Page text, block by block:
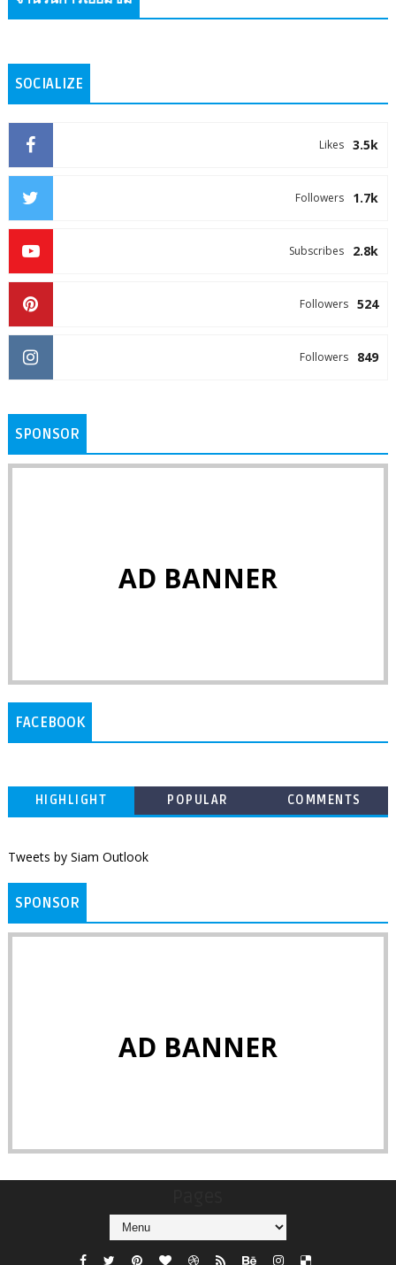
SOCIALIZE
3.5k
Likes
1.7k
Followers
2.8k
Subscribes
524
Followers
849
Followers
SPONSOR
AD BANNER
FACEBOOK
HIGHLIGHT POPULAR COMMENTS
Tweets by Siam Outlook
SPONSOR
AD BANNER